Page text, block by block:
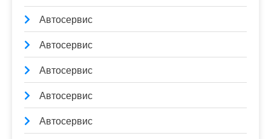
Автосервис
Автосервис
Автосервис
Автосервис
Автосервис